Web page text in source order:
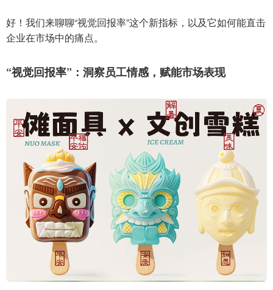
好！我们来聊聊“视觉回报率”这个新指标，以及它如何能直击
企业在市场中的痛点。
“视觉回报率”：洞察员工情感，赋能市场表现